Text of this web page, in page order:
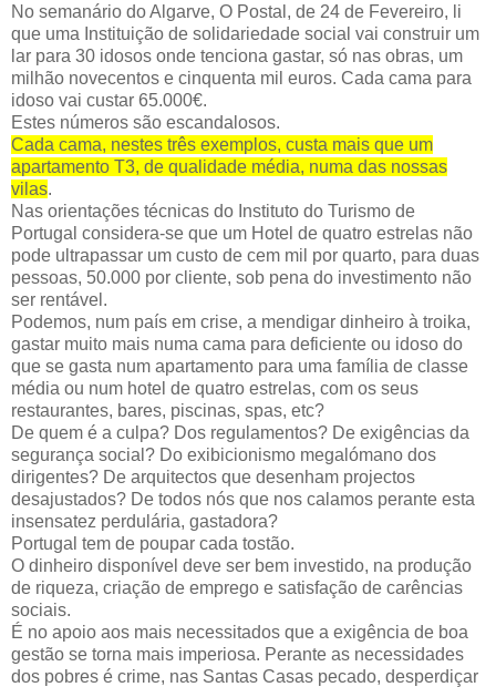
No semanário do Algarve, O Postal, de 24 de Fevereiro, li
que uma Instituição de solidariedade social vai construir um
lar para 30 idosos onde tenciona gastar, só nas obras, um
milhão novecentos e cinquenta mil euros. Cada cama para
idoso vai custar 65.000€.
Estes números são escandalosos.
Cada cama, nestes três exemplos, custa mais que um
apartamento T3, de qualidade média, numa das nossas
vilas.
Nas orientações técnicas do Instituto do Turismo de
Portugal considera-se que um Hotel de quatro estrelas não
pode ultrapassar um custo de cem mil por quarto, para duas
pessoas, 50.000 por cliente, sob pena do investimento não
ser rentável.
Podemos, num país em crise, a mendigar dinheiro à troika,
gastar muito mais numa cama para deficiente ou idoso do
que se gasta num apartamento para uma família de classe
média ou num hotel de quatro estrelas, com os seus
restaurantes, bares, piscinas, spas, etc?
De quem é a culpa? Dos regulamentos? De exigências da
segurança social? Do exibicionismo megalómano dos
dirigentes? De arquitectos que desenham projectos
desajustados? De todos nós que nos calamos perante esta
insensatez perdulária, gastadora?
Portugal tem de poupar cada tostão.
O dinheiro disponível deve ser bem investido, na produção
de riqueza, criação de emprego e satisfação de carências
sociais.
É no apoio aos mais necessitados que a exigência de boa
gestão se torna mais imperiosa. Perante as necessidades
dos pobres é crime, nas Santas Casas pecado, desperdiçar